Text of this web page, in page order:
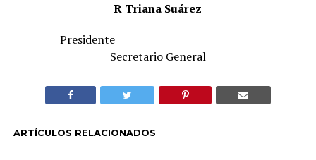
R Triana Suárez
Presidente
Secretario General
ARTÍCULOS RELACIONADOS